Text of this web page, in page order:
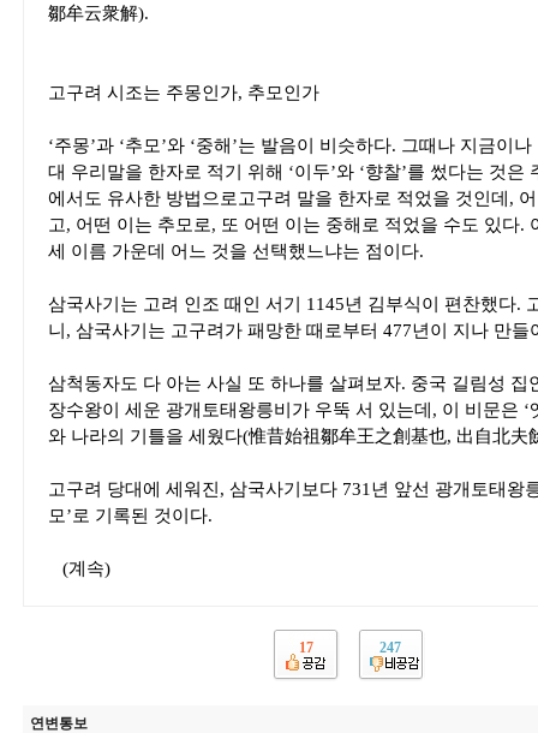
鄒牟云衆解).
고구려 시조는 주몽인가, 추모인가
‘주몽’과 ‘추모’와 ‘중해’는 발음이 비슷하다. 그때나 지금이
대 우리말을 한자로 적기 위해 ‘이두’와 ‘향찰’를 썼다는 것
에서도 유사한 방법으로고구려 말을 한자로 적었을 것인데,
고, 어떤 이는 추모로, 또 어떤 이는 중해로 적었을 수도 있다.
세 이름 가운데 어느 것을 선택했느냐는 점이다.
삼국사기는 고려 인조 때인 서기 1145년 김부식이 편찬했다.
니, 삼국사기는 고구려가 패망한 때로부터 477년이 지나 만들
삼척동자도 다 아는 사실 또 하나를 살펴보자. 중국 길림성 집
장수왕이 세운 광개토태왕릉비가 우뚝 서 있는데, 이 비문은
와 나라의 기틀을 세웠다(惟昔始祖鄒牟王之創基也, 出自北夫
고구려 당대에 세워진, 삼국사기보다 731년 앞선 광개토태왕
모’로 기록된 것이다.
(계속)
17 247
연변통보